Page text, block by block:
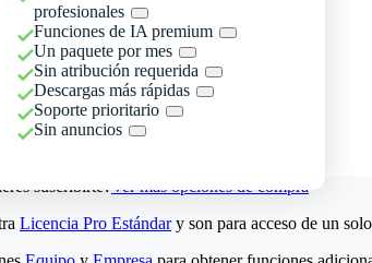
profesionales
Funciones de IA premium
Un paquete por mes
Sin atribución requerida
Descargas más rápidas
Soporte prioritario
Sin anuncios
suscribirte?Ver más opciones de compra
Licencia Pro Estándary son para acceso de un